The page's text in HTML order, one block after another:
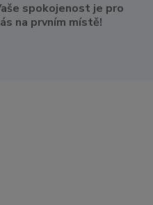
spokojenost je pro
na prvním místě!